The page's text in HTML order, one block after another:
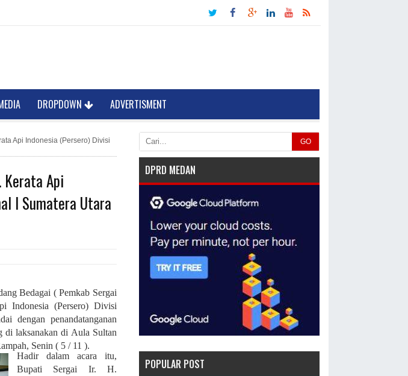
DROPDOWN ADVERTISMENT
Api Indonesia (Persero) Divisi
Kerata Api
I Sumatera Utara
Bedagai ( Pemkab Sergai
Indonesia (Persero) Divisi
dengan penandatanganan
laksanakan di Aula Sultan
Senin ( 5 / 11 ).
Hadir dalam acara itu,
Bupati Sergai Ir. H.
GO
DPRD MEDAN
POPULAR POST